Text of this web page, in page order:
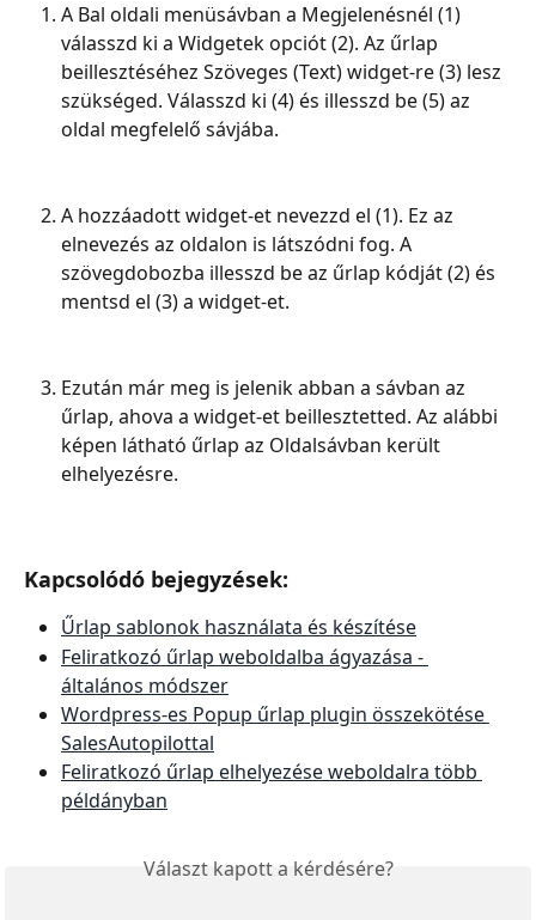
A Bal oldali menüsávban a Megjelenésnél (1)
válasszd ki a Widgetek opciót (2). Az űrlap
beillesztéséhez Szöveges (Text) widget-re (3) lesz
szükséged. Válasszd ki (4) és illesszd be (5) az
oldal megfelelő sávjába.
A hozzáadott widget-et nevezzd el (1). Ez az
elnevezés az oldalon is látszódni fog. A
szövegdobozba illesszd be az űrlap kódját (2) és
mentsd el (3) a widget-et.
Ezután már meg is jelenik abban a sávban az
űrlap, ahova a widget-et beillesztetted. Az alábbi
képen látható űrlap az Oldalsávban került
elhelyezésre.
Kapcsolódó bejegyzések:
Űrlap sablonok használata és készítése
Feliratkozó űrlap weboldalba ágyazása -
általános módszer
Wordpress-es Popup űrlap plugin összekötése
SalesAutopilottal
Feliratkozó űrlap elhelyezése weboldalra több
példányban
Választ kapott a kérdésére?